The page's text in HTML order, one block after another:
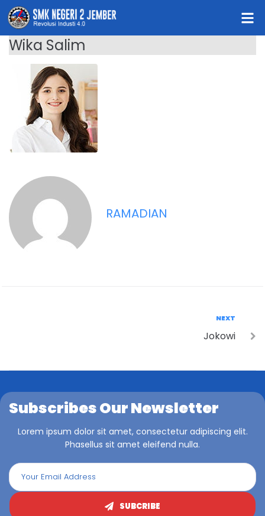
Wika Salim
RAMADIAN
NEXT
Jokowi
Subscribes Our Newsletter
Lorem ipsum dolor sit amet, consectetur adipiscing elit.
Phasellus sit amet eleifend nulla.
SUBCRIBE